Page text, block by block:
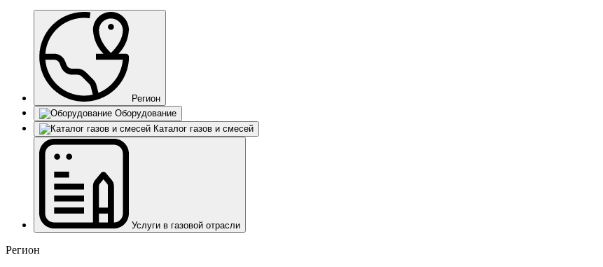
Регион
Оборудование
Каталог газов и смесей
Услуги в газовой отрасли
Регион